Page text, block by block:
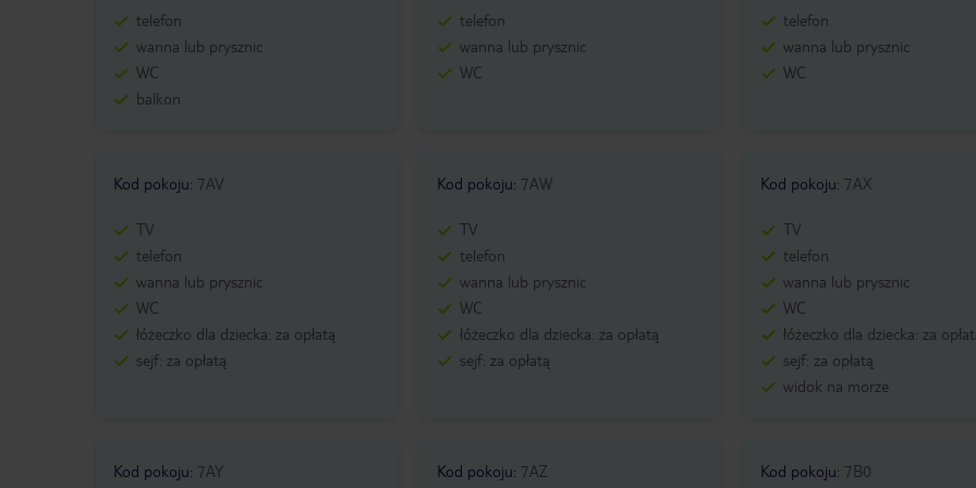
telefon
wanna lub prysznic
WC
balkon
telefon
wanna lub prysznic
WC
telefon
wanna lub prysznic
WC
Kod pokoju: 7AV
TV
telefon
wanna lub prysznic
WC
łóżeczko dla dziecka: za opłatą
sejf: za opłatą
Kod pokoju: 7AW
TV
telefon
wanna lub prysznic
WC
łóżeczko dla dziecka: za opłatą
sejf: za opłatą
Kod pokoju: 7AX
TV
telefon
wanna lub prysznic
WC
łóżeczko dla dziecka: za
sejf: za opłatą
widok na morze
Kod pokoju: 7AY Kod pokoju: 7AZ Kod pokoju: 7B0